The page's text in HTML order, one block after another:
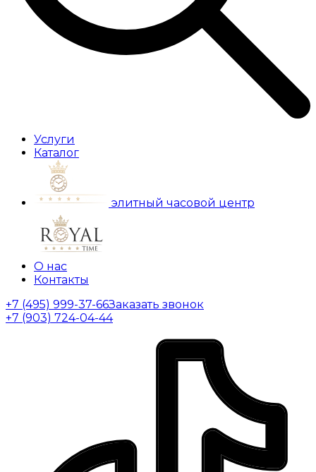
Услуги
Каталог
элитный часовой центр
О нас
Контакты
+7 (495) 999-37-66Заказать звонок
+7 (903) 724-04-44